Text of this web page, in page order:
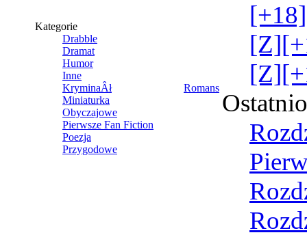
Kategorie
Drabble
Dramat
Humor
Inne
KryminaÂł
Miniaturka
Obyczajowe
Pierwsze Fan Fiction
Poezja
Przygodowe
Romans